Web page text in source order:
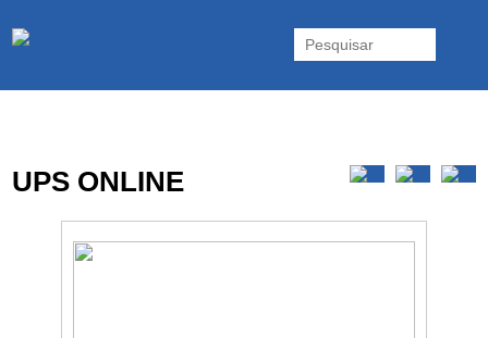
Inversores e acessórios. Portugal.
UPS ONLINE